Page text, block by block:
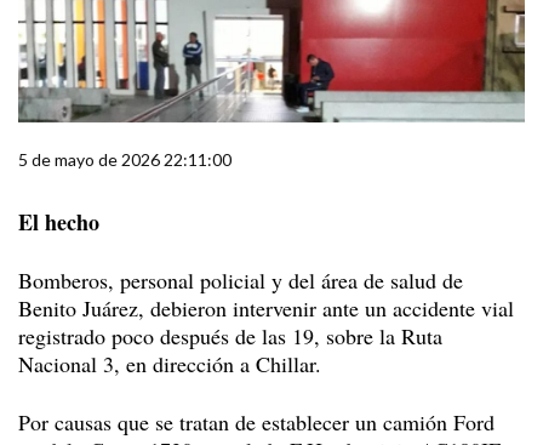
5 de mayo de 2026 22:11:00
El hecho
Bomberos, personal policial y del área de salud de
Benito Juárez, debieron intervenir ante un accidente vial
registrado poco después de las 19, sobre la Ruta
Nacional 3, en dirección a Chillar.
Por causas que se tratan de establecer un camión Ford